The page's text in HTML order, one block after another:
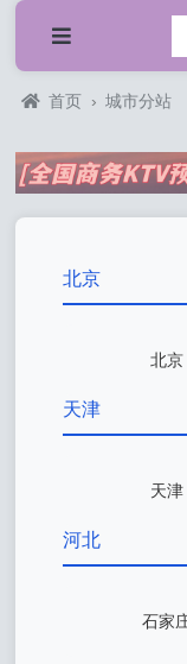
首页 › 城市分站
北京
北京
天津
天津
河北
石家